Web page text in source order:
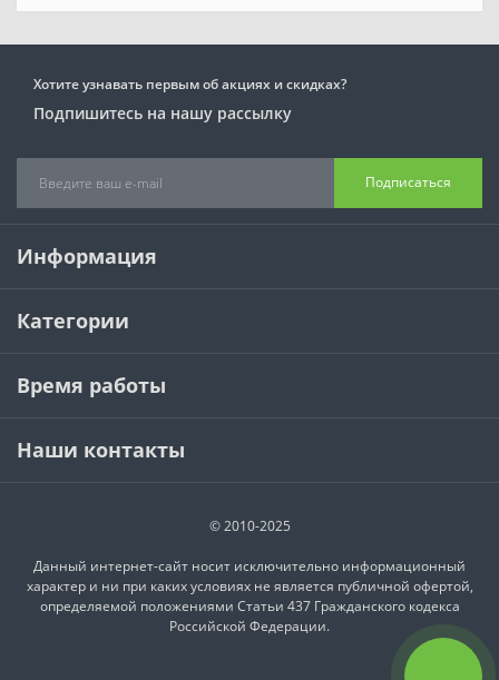
Хотите узнавать первым об акциях и скидках?
Подпишитесь на нашу рассылку
Подписаться
Информация
Категории
Время работы
Наши контакты
© 2010-2025
Данный интернет-сайт носит исключительно информационный
характер и ни при каких условиях не является публичной офертой,
определяемой положениями Статьи 437 Гражданского кодекса
Российской Федерации.